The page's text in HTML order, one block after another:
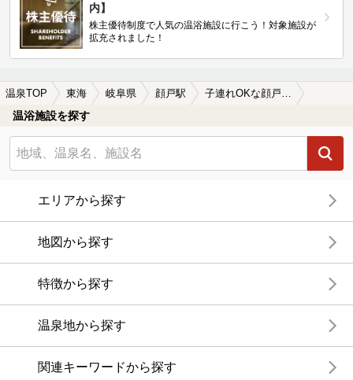
内】
株主優待制度で人気の温浴施設に行こう！対象施設が
拡充されました！
温泉TOP 東海 岐阜県 顔戸駅 子連れOKな顔戸駅近くの温泉、日帰り温泉、スーパー銭湯おすすめ
温浴施設を探す
エリアから探す
地図から探す
特徴から探す
温泉地から探す
関連キーワードから探す